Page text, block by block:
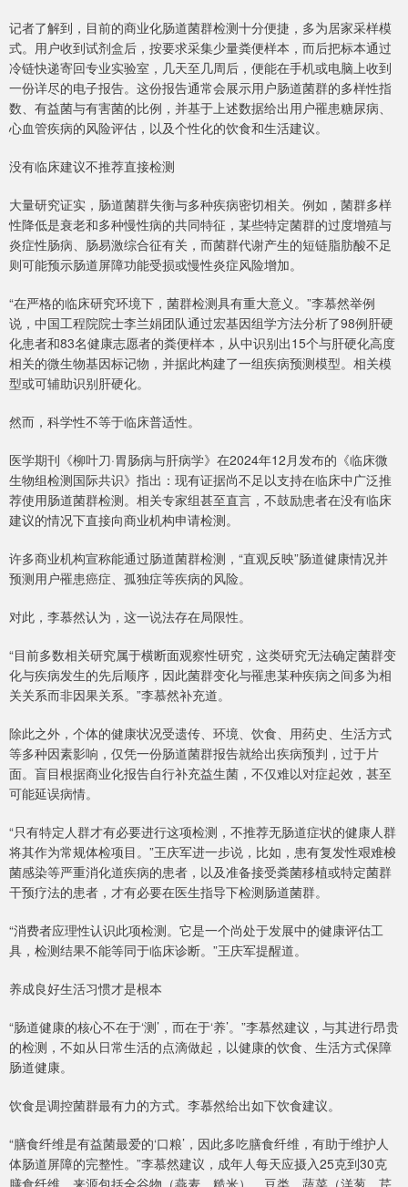
记者了解到，目前的商业化肠道菌群检测十分便捷，多为居家采样模
式。用户收到试剂盒后，按要求采集少量粪便样本，而后把标本通过
冷链快递寄回专业实验室，几天至几周后，便能在手机或电脑上收到
一份详尽的电子报告。这份报告通常会展示用户肠道菌群的多样性指
数、有益菌与有害菌的比例，并基于上述数据给出用户罹患糖尿病、
心血管疾病的风险评估，以及个性化的饮食和生活建议。
没有临床建议不推荐直接检测
大量研究证实，肠道菌群失衡与多种疾病密切相关。例如，菌群多样
性降低是衰老和多种慢性病的共同特征，某些特定菌群的过度增殖与
炎症性肠病、肠易激综合征有关，而菌群代谢产生的短链脂肪酸不足
则可能预示肠道屏障功能受损或慢性炎症风险增加。
“在严格的临床研究环境下，菌群检测具有重大意义。”李慕然举例
说，中国工程院院士李兰娟团队通过宏基因组学方法分析了98例肝硬
化患者和83名健康志愿者的粪便样本，从中识别出15个与肝硬化高度
相关的微生物基因标记物，并据此构建了一组疾病预测模型。相关模
型或可辅助识别肝硬化。
然而，科学性不等于临床普适性。
医学期刊《柳叶刀·胃肠病与肝病学》在2024年12月发布的《临床微
生物组检测国际共识》指出：现有证据尚不足以支持在临床中广泛推
荐使用肠道菌群检测。相关专家组甚至直言，不鼓励患者在没有临床
建议的情况下直接向商业机构申请检测。
许多商业机构宣称能通过肠道菌群检测，“直观反映”肠道健康情况并
预测用户罹患癌症、孤独症等疾病的风险。
对此，李慕然认为，这一说法存在局限性。
“目前多数相关研究属于横断面观察性研究，这类研究无法确定菌群变
化与疾病发生的先后顺序，因此菌群变化与罹患某种疾病之间多为相
关关系而非因果关系。”李慕然补充道。
除此之外，个体的健康状况受遗传、环境、饮食、用药史、生活方式
等多种因素影响，仅凭一份肠道菌群报告就给出疾病预判，过于片
面。盲目根据商业化报告自行补充益生菌，不仅难以对症起效，甚至
可能延误病情。
“只有特定人群才有必要进行这项检测，不推荐无肠道症状的健康人群
将其作为常规体检项目。”王庆军进一步说，比如，患有复发性艰难梭
菌感染等严重消化道疾病的患者，以及准备接受粪菌移植或特定菌群
干预疗法的患者，才有必要在医生指导下检测肠道菌群。
“消费者应理性认识此项检测。它是一个尚处于发展中的健康评估工
具，检测结果不能等同于临床诊断。”王庆军提醒道。
养成良好生活习惯才是根本
“肠道健康的核心不在于‘测’，而在于‘养’。”李慕然建议，与其进行昂贵
的检测，不如从日常生活的点滴做起，以健康的饮食、生活方式保障
肠道健康。
饮食是调控菌群最有力的方式。李慕然给出如下饮食建议。
“膳食纤维是有益菌最爱的‘口粮’，因此多吃膳食纤维，有助于维护人
体肠道屏障的完整性。”李慕然建议，成年人每天应摄入25克到30克